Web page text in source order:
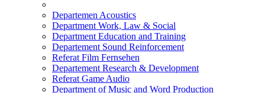
Departemen Acoustics
Department Work, Law & Social
Department Education and Training
Departement Sound Reinforcement
Referat Film Fernsehen
Departement Research & Development
Referat Game Audio
Department of Music and Word Production